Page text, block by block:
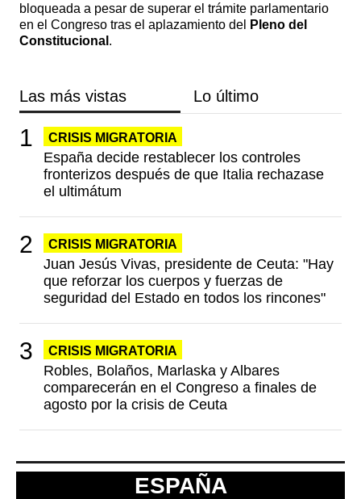
bloqueada a pesar de superar el trámite parlamentario
en el Congreso tras el aplazamiento del
Pleno del
Constitucional .
Las más vistas Lo último
CRISIS MIGRATORIA
España decide restablecer los controles
fronterizos después de que Italia rechazase
el ultimátum
CRISIS MIGRATORIA
Juan Jesús Vivas, presidente de Ceuta: "Hay
que reforzar los cuerpos y fuerzas de
seguridad del Estado en todos los rincones"
CRISIS MIGRATORIA
Robles, Bolaños, Marlaska y Albares
comparecerán en el Congreso a finales de
agosto por la crisis de Ceuta
ESPAÑA